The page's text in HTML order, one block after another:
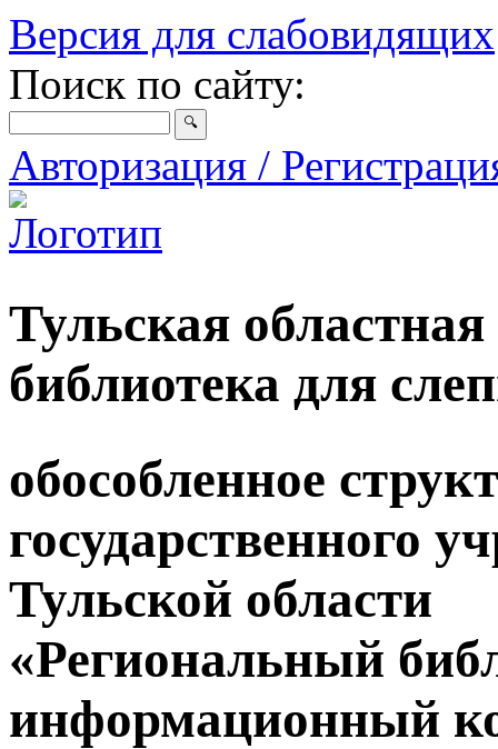
Версия для слабовидящих
Поиск по сайту:
Авторизация /
Тульская
библиотека для
обособленное
государственного
Тульской области
«Региональный
информационный